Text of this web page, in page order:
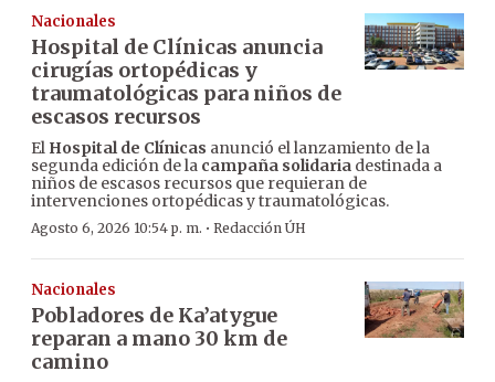
Nacionales
Hospital de Clínicas anuncia
cirugías ortopédicas y
traumatológicas para niños de
escasos recursos
El Hospital de Clínicas anunció el lanzamiento de la
segunda edición de la campaña solidaria destinada a
niños de escasos recursos que requieran de
intervenciones ortopédicas y traumatológicas.
Agosto 6, 2026 10:54 p. m. · Redacción ÚH
Nacionales
Pobladores de Ka’atygue
reparan a mano 30 km de
camino